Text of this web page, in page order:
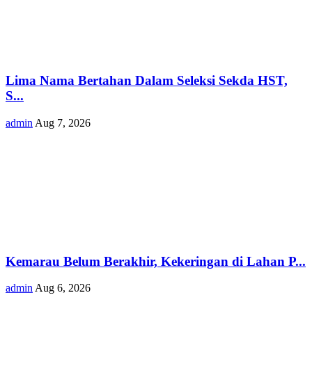
Lima Nama Bertahan Dalam Seleksi Sekda HST,
S...
admin Aug 7, 2026
Kemarau Belum Berakhir, Kekeringan di Lahan P...
admin Aug 6, 2026